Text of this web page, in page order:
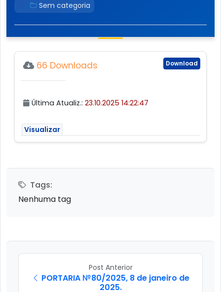
Sem categoria
Download
66 Downloads
Última Atualiz.: 23.10.2025 14:22:47
Visualizar
Tags:
Nenhuma tag
Post Anterior
PORTARIA №80/2025, 8 de janeiro de
2025.